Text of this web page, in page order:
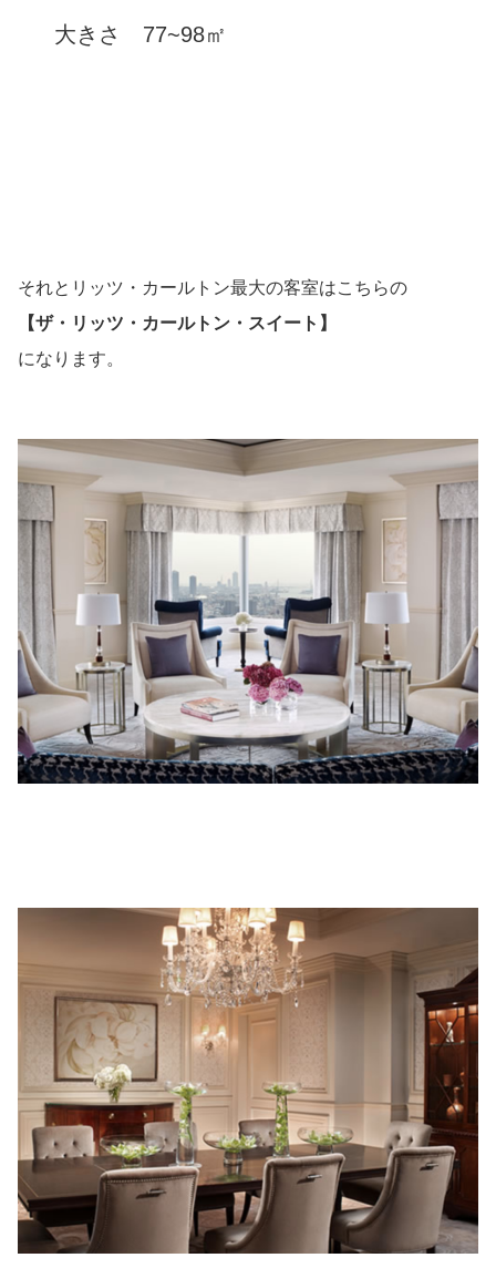
大きさ 77~98㎡
それとリッツ・カールトン最大の客室はこちらの
【ザ・リッツ・カールトン・スイート】
になります。